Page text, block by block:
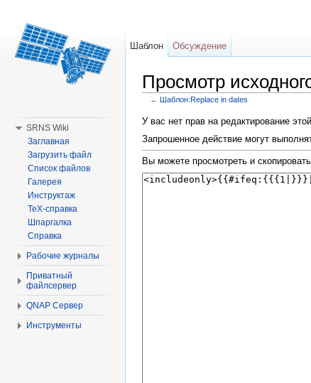
Просмотр
← Шаблон:Replace in dates
У вас нет прав на редактирование
Запрошенное действие могут
Вы можете просмотреть и
Шаблон Обсуждение
SRNS Wiki
Заглавная
Загрузить файл
Список файлов
Галерея
Инструктаж
TeX-справка
Шпаргалка
Справка
Рабочие журналы
Приватный
файлсервер
QNAP Сервер
Инструменты